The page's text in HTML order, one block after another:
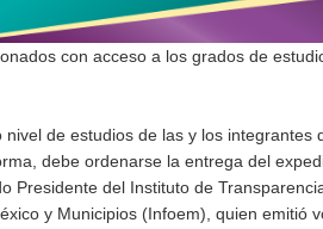
con acceso a los grados de
de estudios de las y los integrantes
debe ordenarse la entrega del
Presidente del Instituto de
y Municipios (Infoem), quien emitió